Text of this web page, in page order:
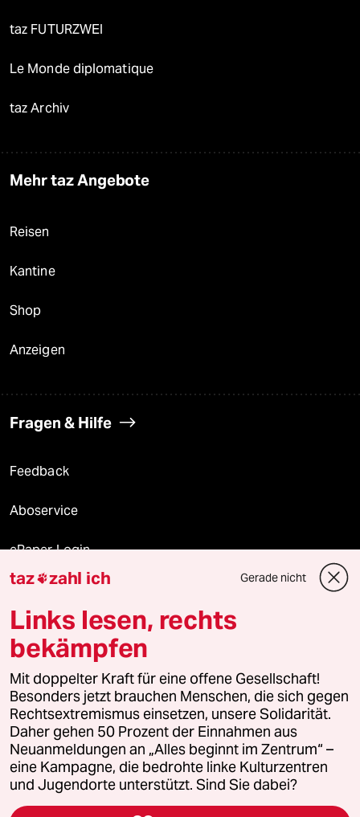
taz FUTURZWEI
Le Monde diplomatique
taz Archiv
Mehr taz Angebote
Reisen
Kantine
Shop
Anzeigen
Fragen & Hilfe
Feedback
Aboservice
ePaper Login
Downloads für Abonnierende
© 2026 taz Verlags und Vertriebs GmbH
Alle Rechte vorbehalten. Bei rechtlichen Fragen oder für Genehmigungen
wenden Sie sich bitte an
lizenzen@taz.de
Feedback Redaktionsstatut Kommune-Richtlinien
Leitlinie Informant Datenschutz Impressum AGB
taz zahl ich Gerade nicht
Links lesen, rechts
bekämpfen
Mit doppelter Kraft für eine offene Gesellschaft!
Besonders jetzt brauchen Menschen, die sich gegen
Rechtsextremismus einsetzen, unsere Solidarität.
Daher gehen 50 Prozent der Einnahmen aus
Neuanmeldungen an „Alles beginnt im Zentrum“ –
eine Kampagne, die bedrohte linke Kulturzentren
und Jugendorte unterstützt. Sind Sie dabei?